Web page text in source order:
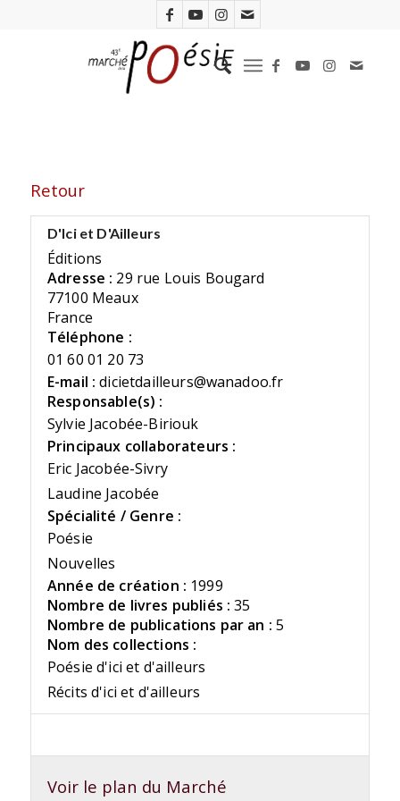
Retour
D'Ici et D'Ailleurs
Éditions
Adresse : 29 rue Louis Bougard
77100 Meaux
France
Téléphone :
01 60 01 20 73
E-mail : dicietdailleurs@wanadoo.fr
Responsable(s) :
Sylvie Jacobée-Biriouk
Principaux collaborateurs :
Eric Jacobée-Sivry
Laudine Jacobée
Spécialité / Genre :
Poésie
Nouvelles
Année de création : 1999
Nombre de livres publiés : 35
Nombre de publications par an : 5
Nom des collections :
Poésie d'ici et d'ailleurs
Récits d'ici et d'ailleurs
Voir le plan du Marché